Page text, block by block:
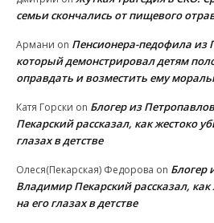
семьи скончались от пищевого
Армани on Пенсионера-педофила из
который демонстрировал детям
оправдать и возместить ему
Катя Горски on Блогер из
Пекарский рассказал, как жестоко
глазах в детстве
Олеся(Пекарская) Федорова on Блогер
Владимир Пекарский рассказал,
на его глазах в детстве